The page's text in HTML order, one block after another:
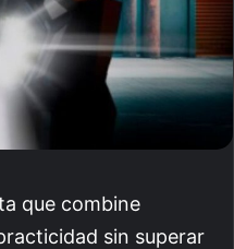
que combine
sin superar